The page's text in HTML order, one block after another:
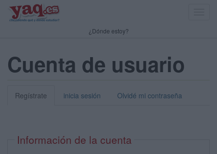
¿Dónde estoy?
Cuenta de usuario
Regístrate inicia sesión Olvidé mi contraseña
Información de la cuenta